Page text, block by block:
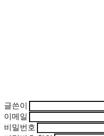
글쓴이
이메일
비밀번호